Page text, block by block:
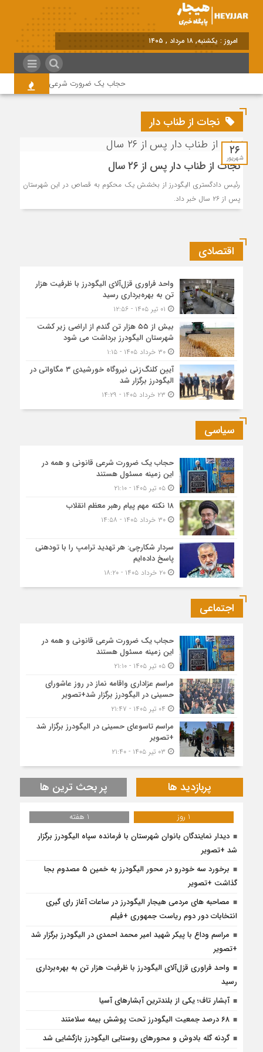
برا
حجاب یک ضرورت شرعی قانونی و همه
نجات از طناب دار
۲۶
شهریور
نجات از طناب دار پس از ۲۶ سال
رئیس دادگستری الیگودرز از بخشش یک محکوم به قصاص در این شهرستان
پس از ۲۶ سال خبر داد.
اقتصادی
واحد فراوری قزل‌آلای الیگودرز با ظرفیت هزار
تن به بهره‌برداری رسید
بیش از ۵۵ هزار تن گندم از اراضی زیر کشت
شهرستان الیگودرز برداشت می شود
۳۰ خرداد ۱۴۰۵ - ۱:۱۵
آیین کلنگ‌زنی نیروگاه خورشیدی ۳ مگاواتی در
الیگودرز برگزار شد
سیاسی
حجاب یک ضرورت شرعی قانونی و همه در
این زمینه مسئول هستند
۰۵ تیر ۱۴۰۵ - ۲۱:۱۰
۱۸ نکته مهم پیام رهبر معظم انقلاب
۳۰ خرداد ۱۴۰۵ - ۱۴:۵۸
سردار شکارچی: هر تهدید ترامپ را با تودهنی
پاسخ داده‌ایم
۲۰ خرداد ۱۴۰۵ - ۱۸:۲۰
اجتماعی
حجاب یک ضرورت شرعی قانونی و همه در
این زمینه مسئول هستند
۰۵ تیر ۱۴۰۵ - ۲۱:۱۰
مراسم عزاداری واقامه نماز در روز عاشورای
حسینی در الیگودرز برگزار شد+تصویر
مراسم تاسوعای حسینی در الیگودرز برگزار شد
+تصویر
پربازدید ها پر بحث ترین ها
1 روز
1 هفته
دیدار نمایندگان بانوان شهرستان با فرمانده سپاه الیگودرز برگزار
شد +تصویر
برخورد سه خودرو در محور الیگودرز به خمین ۵ مصدوم بجا
گذاشت +تصویر
مصاحبه های مردمی هیجار الیگودرز در ساعات آغاز رای گیری
انتخابات دور دوم ریاست جمهوری +فیلم
مراسم وداع با پیکر شهید امیر محمد احمدی در الیگودرز برگزار شد
+تصویر
واحد فراوری قزل‌آلای الیگودرز با ظرفیت هزار تن به بهره‌برداری
رسید
آبشار تاف؛ یکی از بلندترین آبشارهای آسیا
۶۸ درصد جمعیت الیگودرز تحت پوشش بیمه سلامتند
گردنه گله بادوش و محورهای روستایی الیگودرز بازگشایی شد